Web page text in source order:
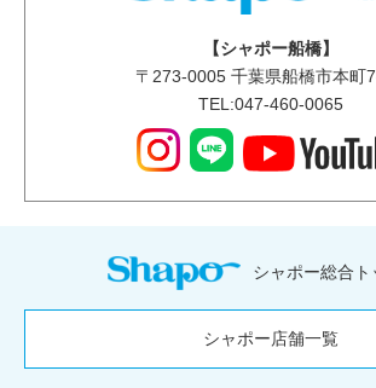
【シャポー船橋】
〒 273-0005千葉県船橋市本町
TEL:047-460-0065
シャポー総合ト
シャポー店舗一覧